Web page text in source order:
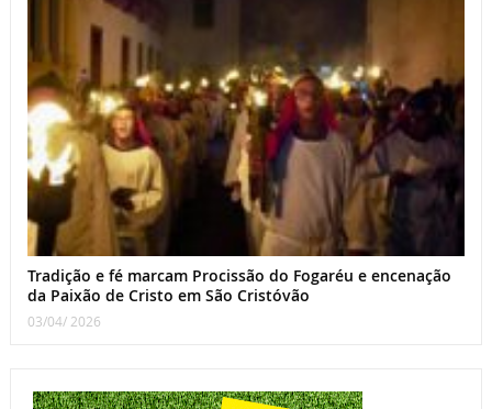
Tradição e fé marcam Procissão do Fogaréu e encenação
da Paixão de Cristo em São Cristóvão
03/04/ 2026